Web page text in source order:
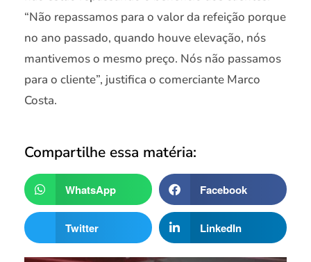
“Não repassamos para o valor da refeição porque
no ano passado, quando houve elevação, nós
mantivemos o mesmo preço. Nós não passamos
para o cliente”, justifica o comerciante Marco
Costa.
Compartilhe essa matéria:
WhatsApp Facebook
Twitter LinkedIn